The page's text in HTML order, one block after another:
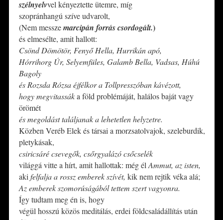
szélnyelvvel kényeztette ütemre, míg
szopránhangú szíve udvarolt,
(Nem messzemarcipán forrás csordogált.)
és elmesélte, amit hallott:
Csönd Dömötör, Fenyő Hella, Hurrikán apó,
Hórrihorg Úr, Selyemfüles, Galamb Bella, Vadsas, Húhú
Bagoly
és Rozsda Rózsa éjfélkor a Tollpresszóban kávézott,
hogy megvitassáka föld problémáját, halálos baját vagy
örömét
és megoldást találjanak a lehetetlen helyzetre.
Közben Veréb Elek és társai a morzsatolvajok, szeleburdik,
pletykásak,
csiricsáré csevegők, csőrgyalázó csőcselék
világgá vitte a hírt, amit hallottak: még él Ammut, az isten,
aki felfalja a rossz emberek szívét, kik nem rejtik véka alá;
Az emberek szomorúságából tettem szert vagyonra.
Így tudtam meg én is, hogy
végül hosszú közös meditálás, erdei földcsaládállítás után